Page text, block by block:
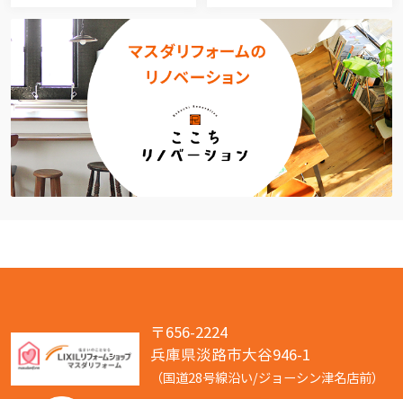
〒656-2224
兵庫県淡路市大谷946-1
（国道28号線沿い/ジョーシン津名店前）